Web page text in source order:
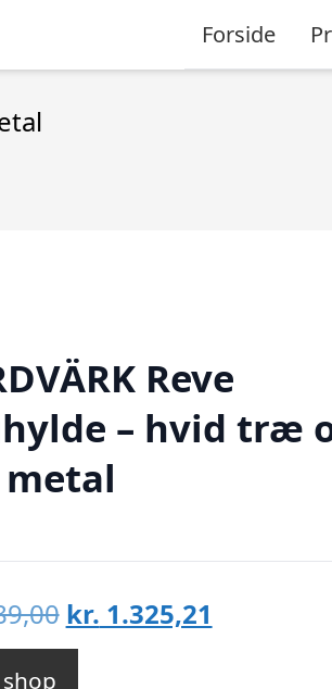
Forside
Reve
– hvid træ
Den
oprindelige
kr. 1.325,21